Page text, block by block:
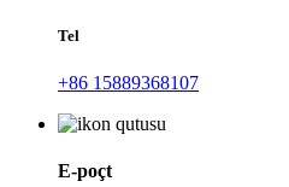
Tel
+86 15889368107
E-poçt